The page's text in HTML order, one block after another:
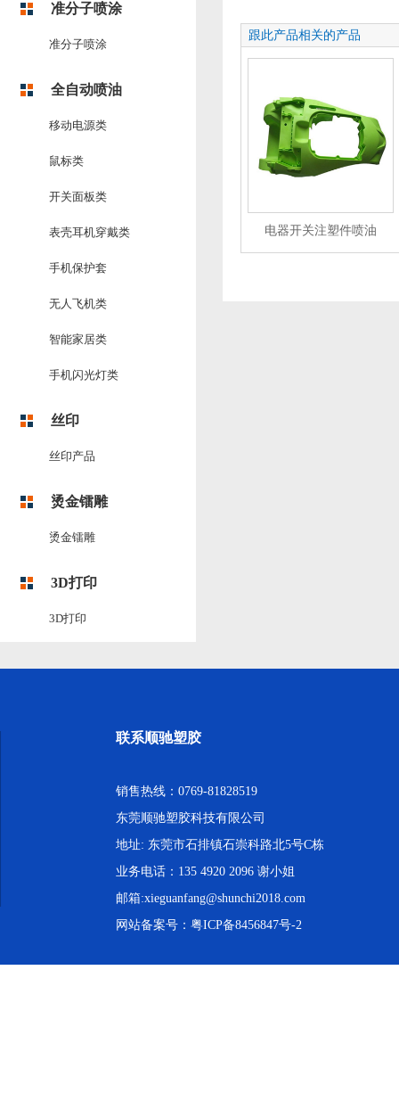
准分子喷涂
准分子喷涂
全自动喷油
移动电源类
鼠标类
开关面板类
表壳耳机穿戴类
手机保护套
无人飞机类
智能家居类
手机闪光灯类
丝印
丝印产品
烫金镭雕
烫金镭雕
3D打印
3D打印
跟此产品相关的产品
电器开关注塑件喷油
联系顺驰塑胶
销售热线：0769-81828519
东莞顺驰塑胶科技有限公司
地址: 东莞市石排镇石崇科路北5号C栋
业务电话：135 4920 2096 谢小姐
邮箱:xieguanfang@shunchi2018.com
网站备案号： 粤ICP备8456847号-2